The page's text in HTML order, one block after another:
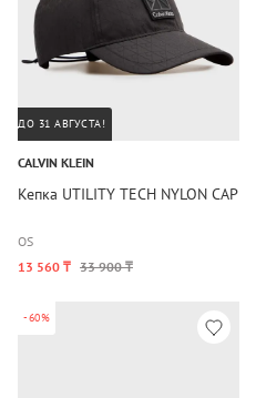
ДО 31 АВГУСТА!
CALVIN KLEIN
Кепка UTILITY TECH NYLON CAP
OS
13 560 ₸ 33 900 ₸
-60%